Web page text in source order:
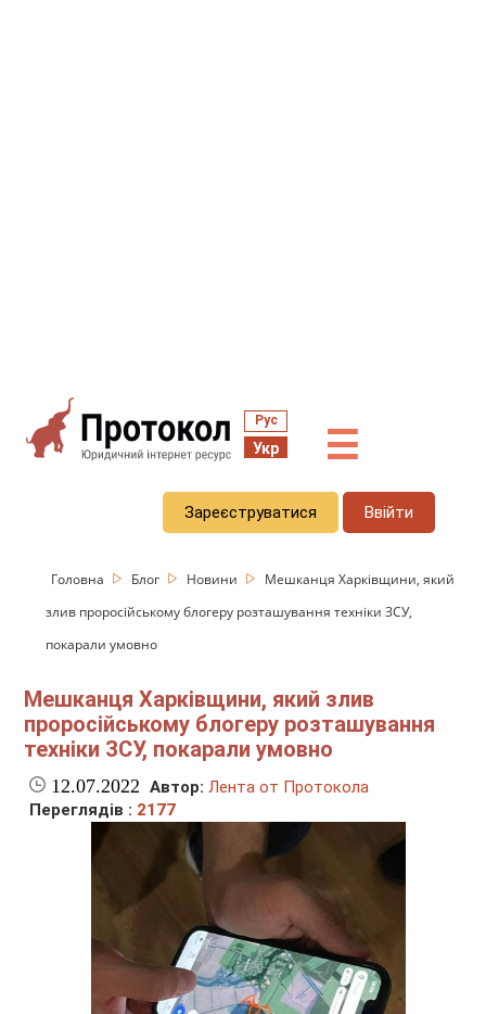
Рус
Укр ☰
Зареєструватися Ввійти
Головна Блог Новини
Мешканця Харківщини, який
злив проросійському блогеру розташування техніки ЗСУ,
покарали умовно
Мешканця Харківщини, який злив
проросійському блогеру розташування
техніки ЗСУ, покарали умовно
12.07.2022 Автор: Лента от Протокола
Переглядів : 2177